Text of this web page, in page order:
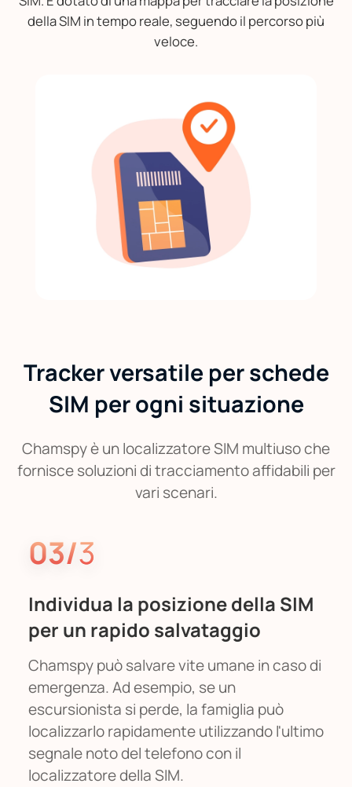
della SIM in tempo reale, seguendo il percorso più
veloce.
Tracker versatile per schede
SIM per ogni situazione
Chamspy è un localizzatore SIM multiuso che
fornisce soluzioni di tracciamento affidabili per
vari scenari.
03/3
Individua la posizione della SIM
per un rapido salvataggio
Chamspy può salvare vite umane in caso di
emergenza. Ad esempio, se un
escursionista si perde, la famiglia può
localizzarlo rapidamente utilizzando l'ultimo
segnale noto del telefono con il
localizzatore della SIM.